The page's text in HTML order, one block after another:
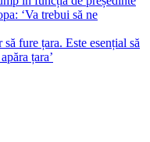
‘Va trebui să ne
fure țara. Este esențial să
țara’